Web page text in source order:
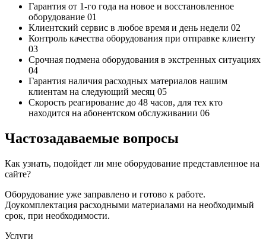
Гарантия от 1-го года на новое и восстановленное
оборудование 01
Клиентский сервис в любое время и день недели 02
Контроль качества оборудования при отправке клиенту
03
Срочная подмена оборудования в экстренных ситуациях
04
Гарантия наличия расходных материалов нашим
клиентам на следующий месяц 05
Скорость реагирование до 48 часов, для тех кто
находится на абонентском обслуживании 06
Частозадаваемые вопросы
Как узнать, подойдет ли мне оборудование представленное на
сайте?
Оборудование уже заправлено и готово к работе.
Доукомплектация расходными материалами на необходимый
срок, при необходимости.
Услуги